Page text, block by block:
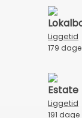
Liggetid
179 dage
Liggetid
191 dage